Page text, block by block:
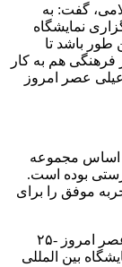
گفت: به
نمایشگاه
طور باشد تا
فرهنگی هم به کار
عصر امروز
اساس مجموعه
بوده است.
موفق را برای
محمدمهدی اسماعیلی عصر امروز -۲۵
بین المللی